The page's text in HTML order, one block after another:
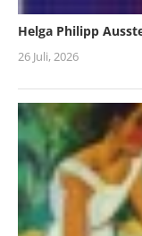
Helga Philipp
26 Juli, 2026